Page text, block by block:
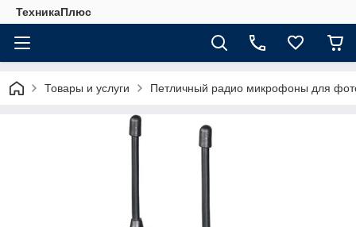
ТехникаПлюс
Товары и услуги Петличный радио микрофоны для